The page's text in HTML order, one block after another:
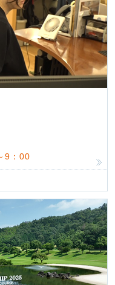
9：00